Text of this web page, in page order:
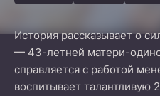
История рассказывает о
— 43-летней матери-
справляется с работой
воспитывает